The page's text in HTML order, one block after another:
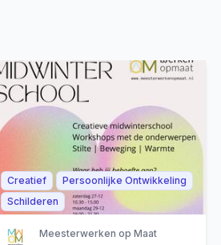
Creatief
Persoonlijke Ontwikkeling
Schilderen
Meesterwerken op Maat